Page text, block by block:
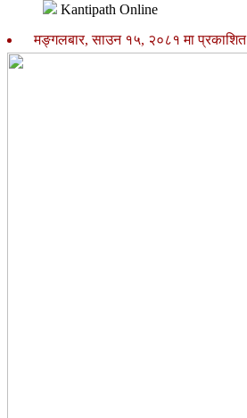
Kantipath Online
मङ्गलबार, साउन १५, २०८१ मा प्रकाशित